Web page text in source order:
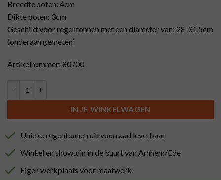
Breedte poten: 4cm
Dikte poten: 3cm
Geschikt voor regentonnen met een diameter van: 28-31,5cm
(onderaan gemeten)
Artikelnummer: 80700
IN JE WINKELWAGEN
Unieke regentonnen uit voorraad leverbaar
Winkel en showtuin in de buurt van Arnhem/Ede
Eigen werkplaats voor maatwerk